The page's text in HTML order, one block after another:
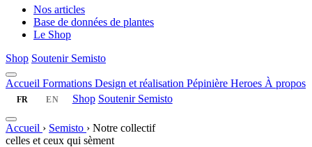
Nos articles
Base de données de plantes
Le Shop
Shop Soutenir Semisto
Accueil Formations Design et réalisation Pépinière Heroes À propos
FR EN Shop Soutenir Semisto
Accueil › Semisto › Notre collectif
celles et ceux qui sèment